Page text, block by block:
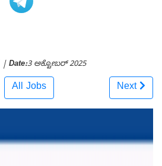
| Date:3 ಅಕ್ಟೋಬರ್ 2025
All Jobs Next